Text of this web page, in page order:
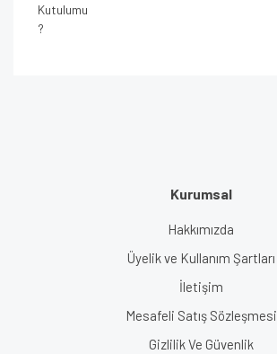
Kutulumu
?
Kurumsal
Hakkımızda
Üyelik ve Kullanım Şartları
İletişim
Mesafeli Satış Sözleşmesi
Gizlilik Ve Güvenlik